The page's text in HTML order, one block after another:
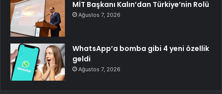
MİT Başkanı Kalın’dan Türkiye’nin Rolü
Ağustos 7, 2026
WhatsApp’a bomba gibi 4 yeni özellik
geldi
Ağustos 7, 2026